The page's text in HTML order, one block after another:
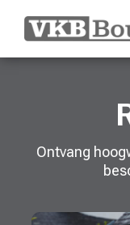
Ontvang